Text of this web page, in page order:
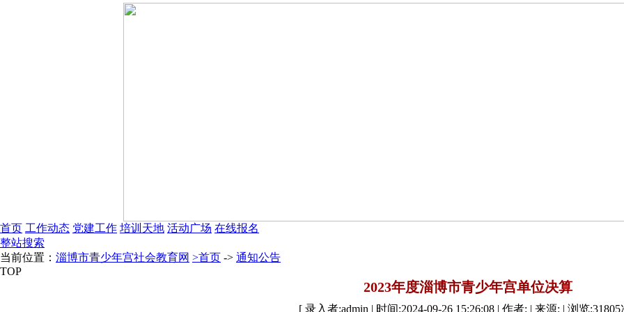
首页 工作动态 党建工作 培训天地 活动广场 在线报名
整站搜索
当前位置： 淄博市青少年宫社会教育网 >首页 -> 通知公告
TOP
2023年度淄博市青少年宫单位决算
[ 录入者:admin | 时间:2024-09-26 15:26:08 | 作者: | 来源: | 浏览:31805